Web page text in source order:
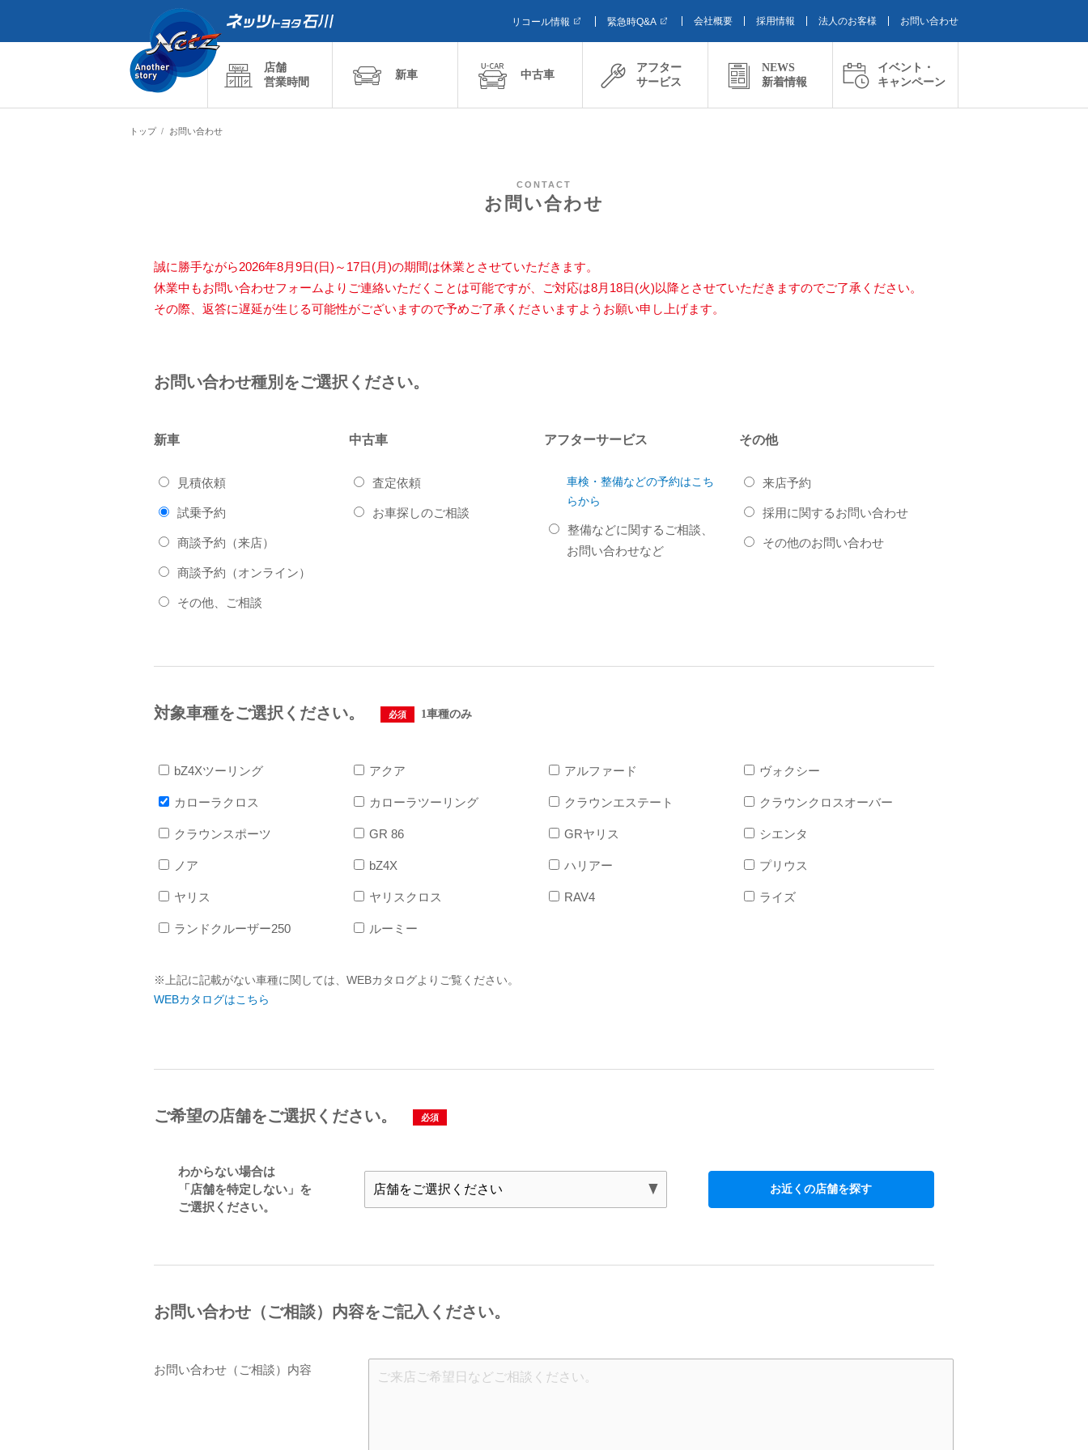
リコール情報 緊急時Q&A 会社概要 採用情報 法人のお客様 お問い合わせ
店舗
営業時間
新車 中古車
アフター
サービス
NEWS
新着情報
イベント・
キャンペーン
トップ お問い合わせ
CONTACT
お問い合わせ
誠に勝手ながら2026年8月9日(日)～17日(月)の期間は休業とさせていただきます。
休業中もお問い合わせフォームよりご連絡いただくことは可能ですが、ご対応は8月18日(火)以降とさせていただきますのでご了承ください。
その際、返答に遅延が生じる可能性がございますので予めご了承くださいますようお願い申し上げます。
お問い合わせ種別をご選択ください。
新車
見積依頼
試乗予約
商談予約（来店）
商談予約（オンライン）
その他、ご相談
中古車
査定依頼
お車探しのご相談
アフターサービス
車検・整備などの予約はこち
らから
整備などに関するご相談、
お問い合わせなど
その他
来店予約
採用に関するお問い合わせ
その他のお問い合わせ
対象車種をご選択ください。 必須 1車種のみ
bZ4Xツーリング アクア アルファード ヴォクシー
カローラクロス カローラツーリング クラウンエステート クラウンクロスオーバー
クラウンスポーツ GR 86 GRヤリス シエンタ
ノア bZ4X ハリアー プリウス
ヤリス ヤリスクロス RAV4 ライズ
ランドクルーザー250 ルーミー
※上記に記載がない車種に関しては、WEBカタログよりご覧ください。
WEBカタログはこちら
ご希望の店舗をご選択ください。 必須
わからない場合は
「店舗を特定しない」を
ご選択ください。
お近くの店舗を探す
お問い合わせ（ご相談）内容をご記入ください。
お問い合わせ（ご相談）内容